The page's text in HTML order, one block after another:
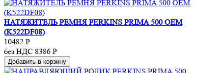
НАТЯЖИТЕЛЬ РЕМНЯ PERKINS PRIMA 500 OEM
(K522DF08)
10482 Р
без НДС 8386 Р
Добавить в корзину